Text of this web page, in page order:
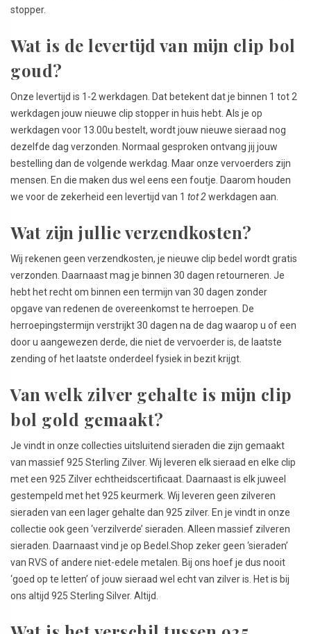
stopper.
Wat is de levertijd van mijn clip bol
goud?
Onze levertijd is 1-2 werkdagen. Dat betekent dat je binnen 1 tot 2
werkdagen jouw nieuwe clip stopper in huis hebt. Als je op
werkdagen voor 13.00u bestelt, wordt jouw nieuwe sieraad nog
dezelfde dag verzonden. Normaal gesproken ontvang jij jouw
bestelling dan de volgende werkdag. Maar onze vervoerders zijn
mensen. En die maken dus wel eens een foutje. Daarom houden
we voor de zekerheid een levertijd van 1 tot 2werkdagen aan.
Wat zijn jullie verzendkosten?
Wij rekenen geen verzendkosten, je nieuwe clip bedel wordt gratis
verzonden. Daarnaast mag je binnen 30 dagen retourneren. Je
hebt het recht om binnen een termijn van 30 dagen zonder
opgave van redenen de overeenkomst te herroepen. De
herroepingstermijn verstrijkt 30 dagen na de dag waarop u of een
door u aangewezen derde, die niet de vervoerder is, de laatste
zending of het laatste onderdeel fysiek in bezit krijgt.
Van welk zilver gehalte is mijn clip
bol gold gemaakt?
Je vindt in onze collecties uitsluitend sieraden die zijn gemaakt
van massief 925 Sterling Zilver. Wij leveren elk sieraad en elke clip
met een 925 Zilver echtheidscertificaat. Daarnaast is elk juweel
gestempeld met het 925 keurmerk. Wij leveren geen zilveren
sieraden van een lager gehalte dan 925 zilver. En je vindt in onze
collectie ook geen ‘verzilverde’ sieraden. Alleen massief zilveren
sieraden. Daarnaast vind je op Bedel.Shop zeker geen ‘sieraden’
van RVS of andere niet-edele metalen. Bij ons hoef je dus nooit
‘goed op te letten’ of jouw sieraad wel echt van zilver is. Het is bij
ons altijd 925 Sterling Silver. Altijd.